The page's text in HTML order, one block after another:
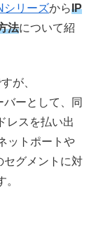
シリーズからIP
法について紹
が、
ーとして、同
レスを払い出
ットポートや
セグメントに対